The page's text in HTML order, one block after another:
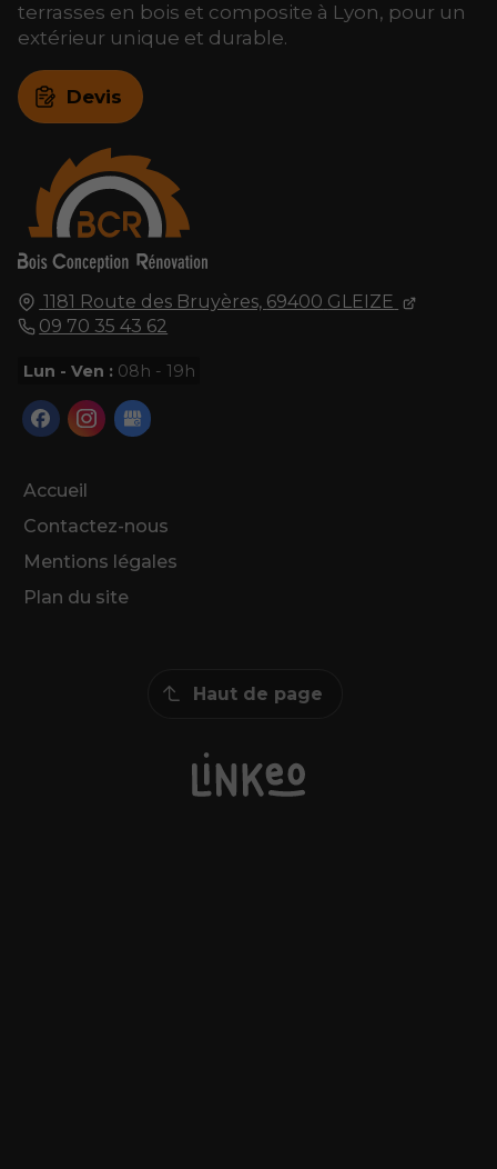
1181 Route des Bruyères, 69400 GLEIZE
09 70 35 43 62
Lun - Ven : 08h - 19h
Accueil
Contactez-nous
Mentions légales
Plan du site
terrasses en bois et composite à Lyon, pour un
extérieur unique et durable.
Devis
Haut de page